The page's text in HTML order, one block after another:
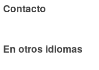
Contacto
En otros idiomas